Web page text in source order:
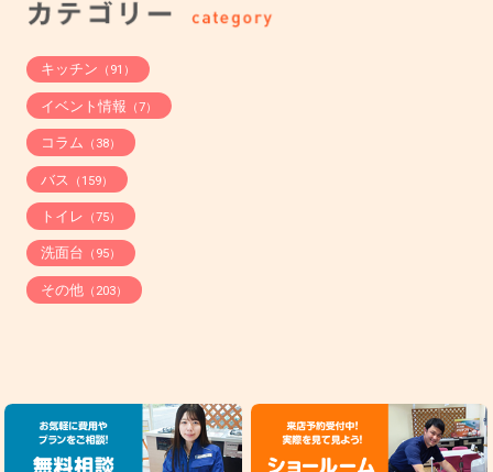
キッチン （91）
イベント情報 （7）
コラム （38）
バス （159）
トイレ （75）
洗面台 （95）
その他（203）